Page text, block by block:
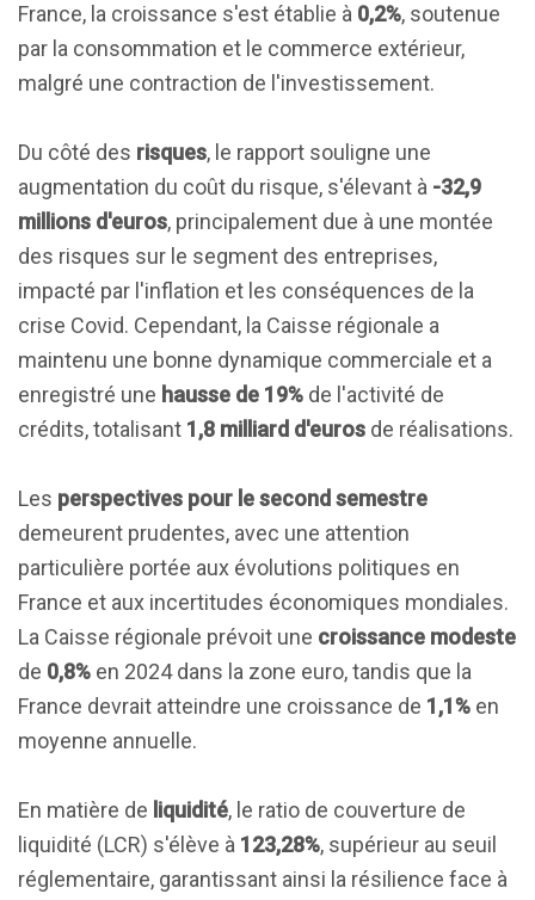
France, la croissance s'est établie à 0,2%, soutenue
par la consommation et le commerce extérieur,
malgré une contraction de l'investissement.
Du côté des risques, le rapport souligne une
augmentation du coût du risque, s'élevant à -32,9
millions d'euros, principalement due à une montée
des risques sur le segment des entreprises,
impacté par l'inflation et les conséquences de la
crise Covid. Cependant, la Caisse régionale a
maintenu une bonne dynamique commerciale et a
enregistré une hausse de 19% de l'activité de
crédits, totalisant 1,8 milliard d'euros de réalisations.
Les perspectives pour le second semestre
demeurent prudentes, avec une attention
particulière portée aux évolutions politiques en
France et aux incertitudes économiques mondiales.
La Caisse régionale prévoit une croissance modeste
de 0,8% en 2024 dans la zone euro, tandis que la
France devrait atteindre une croissance de 1,1% en
moyenne annuelle.
En matière de liquidité, le ratio de couverture de
liquidité (LCR) s'élève à 123,28%, supérieur au seuil
réglementaire, garantissant ainsi la résilience face à